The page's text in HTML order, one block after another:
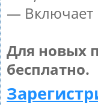
— Включает
Для новых
бесплатно.